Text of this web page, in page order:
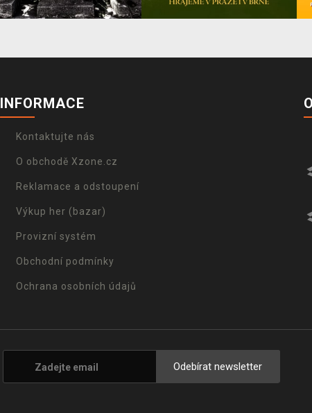
INFORMACE
Kontaktujte nás
O obchodě Xzone.cz
Reklamace a odstoupení
Výkup her (bazar)
Provizní systém
Obchodní podmínky
Ochrana osobních údajů
Odebírat newsletter